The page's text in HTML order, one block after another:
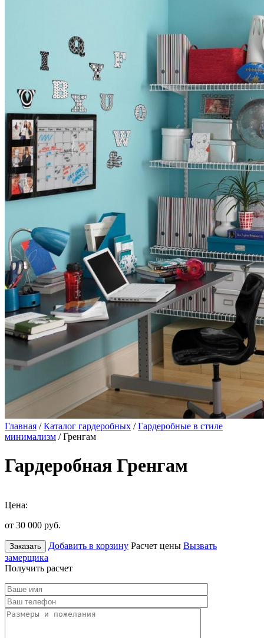
Главная /Каталог гардеробных /Гардеробные в стиле
минимализм / Гренгам
Гардеробная Гренгам
Цена:
от 30 000 руб.
Заказать Добавить в корзину Расчет цены Вызвать
замерщика
Получить расчет